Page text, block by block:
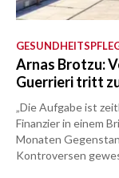
Arnas Brotzu:
Guerrieri tritt
„Die Aufgabe ist
Finanzier in einem
Monaten
Kontroversen